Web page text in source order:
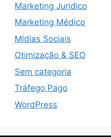
Marketing Jurídico
Marketing Médico
Mídias Sociais
Otimização & SEO
Sem categoria
Tráfego Pago
WordPress